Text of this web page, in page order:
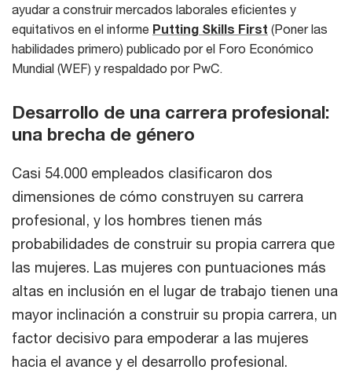
ayudar a construir mercados laborales eficientes y
equitativos en el informe Putting Skills First (Poner las
habilidades primero) publicado por el Foro Económico
Mundial (WEF) y respaldado por PwC.
Desarrollo de una carrera profesional:
una brecha de género
Casi 54.000 empleados clasificaron dos
dimensiones de cómo construyen su carrera
profesional, y los hombres tienen más
probabilidades de construir su propia carrera que
las mujeres. Las mujeres con puntuaciones más
altas en inclusión en el lugar de trabajo tienen una
mayor inclinación a construir su propia carrera, un
factor decisivo para empoderar a las mujeres
hacia el avance y el desarrollo profesional.